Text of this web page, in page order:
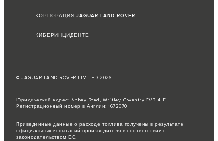
КОРПОРАЦИЯ JAGUAR LAND ROVER
КИБЕРИНЦИДЕНТЕ
© JAGUAR LAND ROVER LIMITED 2026
Юридический адрес: Abbey Road, Whitley, Coventry CV3 4LF
Регистрационный номер в Англии: 1672070
Приведенные данные о расходе топлива получены в результате
официальных испытаний производителя в соответствии с
законодательством ЕС.